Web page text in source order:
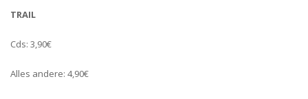
TRAIL
Cds: 3,90€
Alles andere: 4,90€